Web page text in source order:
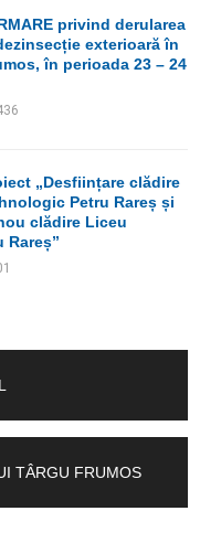
privind derularea
exterioară în
în perioada 23 – 24
„Desființare clădire
Petru Rareș și
clădire Liceu
Rareș”
TÂRGU FRUMOS